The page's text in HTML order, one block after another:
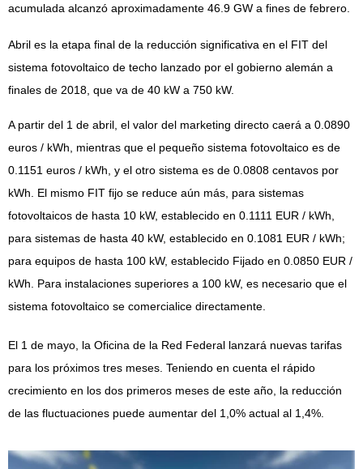
acumulada alcanzó aproximadamente 46.9 GW a fines de febrero.
Abril es la etapa final de la reducción significativa en el FIT del
sistema fotovoltaico de techo lanzado por el gobierno alemán a
finales de 2018, que va de 40 kW a 750 kW.
A partir del 1 de abril, el valor del marketing directo caerá a 0.0890
euros / kWh, mientras que el pequeño sistema fotovoltaico es de
0.1151 euros / kWh, y el otro sistema es de 0.0808 centavos por
kWh. El mismo FIT fijo se reduce aún más, para sistemas
fotovoltaicos de hasta 10 kW, establecido en 0.1111 EUR / kWh,
para sistemas de hasta 40 kW, establecido en 0.1081 EUR / kWh;
para equipos de hasta 100 kW, establecido Fijado en 0.0850 EUR /
kWh. Para instalaciones superiores a 100 kW, es necesario que el
sistema fotovoltaico se comercialice directamente.
El 1 de mayo, la Oficina de la Red Federal lanzará nuevas tarifas
para los próximos tres meses. Teniendo en cuenta el rápido
crecimiento en los dos primeros meses de este año, la reducción
de las fluctuaciones puede aumentar del 1,0% actual al 1,4%.